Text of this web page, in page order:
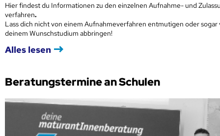
Hier findest du Informationen zu den einzelnen Aufnahme- und
verfahren.
Lass dich nicht von einem Aufnahmeverfahren entmutigen oder sogar
deinem Wunschstudium abbringen!
Alles lesen
Beratungstermine an Schulen